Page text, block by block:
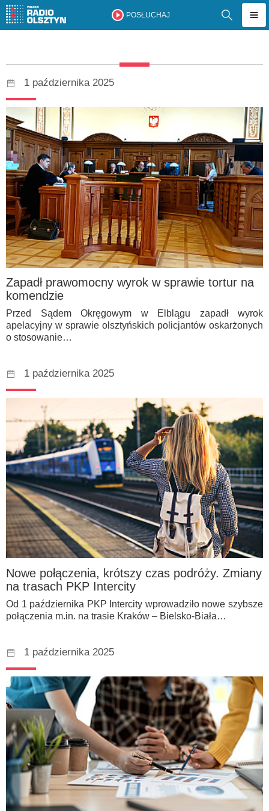
POSŁUCHAJ
1 października 2025
Zapadł prawomocny wyrok w sprawie tortur na
komendzie
Przed Sądem Okręgowym w Elblągu zapadł wyrok
apelacyjny w sprawie olsztyńskich policjantów oskarżonych
o stosowanie…
1 października 2025
Nowe połączenia, krótszy czas podróży. Zmiany
na trasach PKP Intercity
Od 1 października PKP Intercity wprowadziło nowe szybsze
połączenia m.in. na trasie Kraków – Bielsko-Biała…
1 października 2025